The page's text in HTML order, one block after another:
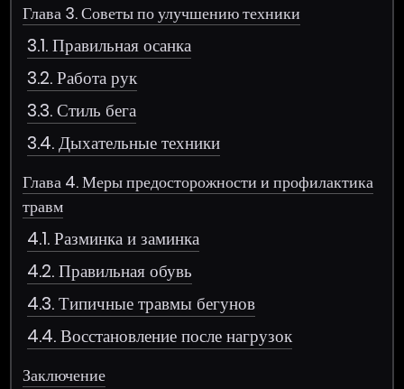
Глава 3. Советы по улучшению техники
3.1. Правильная осанка
3.2. Работа рук
3.3. Стиль бега
3.4. Дыхательные техники
Глава 4. Меры предосторожности и профилактика
травм
4.1. Разминка и заминка
4.2. Правильная обувь
4.3. Типичные травмы бегунов
4.4. Восстановление после нагрузок
Заключение